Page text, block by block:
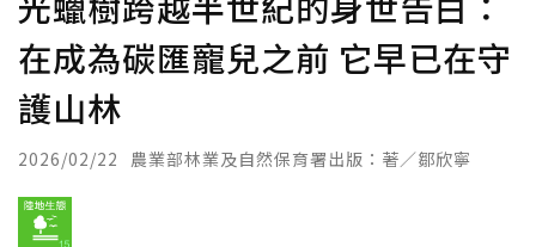
在成為碳匯寵兒之前 它早已在守
護山林
2026/02/22 農業部林業及自然保育署出版：著／鄒欣寧